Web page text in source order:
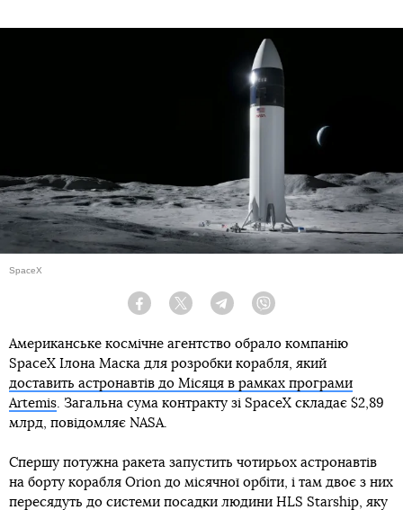
SpaceX
Facebook Twitter Telegram
Американське космічне агентство обрало компанію
SpaceX Ілона Маска для розробки корабля, який
доставить астронавтів до Місяця в рамках програми
Artemis . Загальна сума контракту зі SpaceX складає $2,89
млрд, повідомляє NASA.
Спершу потужна ракета запустить чотирьох астронавтів
на борту корабля Orion до місячної орбіти, і там двоє з них
пересядуть до системи посадки людини HLS Starship, яку